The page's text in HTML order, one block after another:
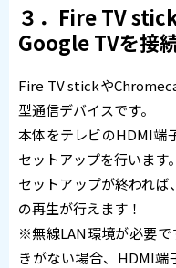
３．Fire TV
Google TVを接
Fire TV stickや
型通信デバイスです。
本体をテレビのHDMI端
セットアップを行います。
セットアップが終われ
の再生が行えます！
※無線LAN環境が必要で
きがない場合、HDMI端